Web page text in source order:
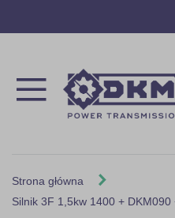
Strona główna
Silnik 3F 1,5kw 1400 +